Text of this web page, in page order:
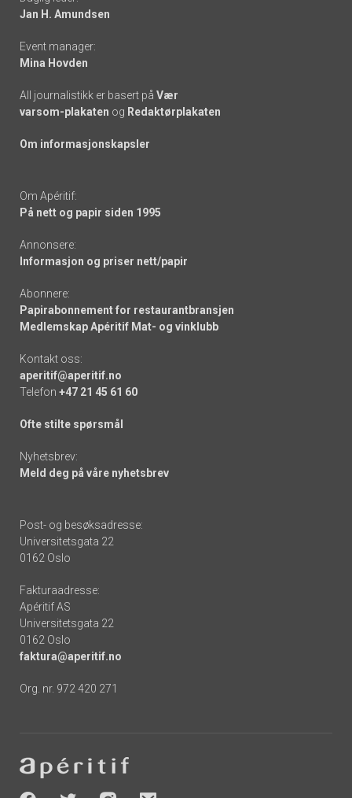
links
Jan H. Amundsen
Event manager:
Mina Hovden
All journalistikk er basert på Vær
varsom-plakaten og Redaktørplakaten
Om informasjonskapsler
Om Apéritif:
På nett og papir siden 1995
Annonsere:
Informasjon og priser nett/papir
Abonnere:
Papirabonnement for restaurantbransjen
Medlemskap Apéritif Mat- og vinklubb
Kontakt oss:
aperitif@aperitif.no
Telefon +47 21 45 61 60
Ofte stilte spørsmål
Nyhetsbrev:
Meld deg på våre nyhetsbrev
Post- og besøksadresse:
Universitetsgata 22
0162 Oslo
Fakturaadresse:
Apéritif AS
Universitetsgata 22
0162 Oslo
faktura@aperitif.no
Org. nr. 972 420 271
-